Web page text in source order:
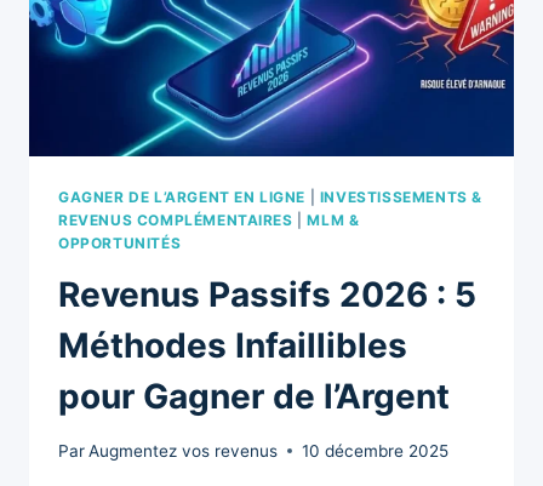
GAGNER DE L’ARGENT EN LIGNE
INVESTISSEMENTS &
REVENUS COMPLÉMENTAIRES |MLM &
OPPORTUNITÉS
Revenus Passifs 2026 : 5
Méthodes Infaillibles
pour Gagner de l’Argent
ParAugmentez vos revenus 10 décembre 2025